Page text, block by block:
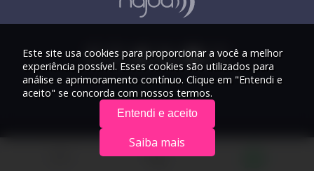
© 2026 Rádio Najuá - Todos os direitos reservados.
Este site usa cookies para proporcionar a você a melhor
experiência possível. Esses cookies são utilizados para
análise e aprimoramento contínuo. Clique em "Entendi e
aceito" se concorda com nossos termos.
Entendi e aceito
Saiba mais